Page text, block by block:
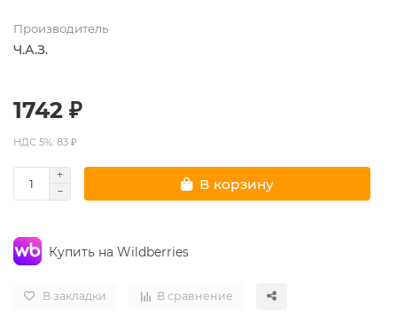
Производитель
Ч.А.З.
1742 ₽
НДС 5%: 83 ₽
В корзину
Купить на Wildberries
В закладки В сравнение